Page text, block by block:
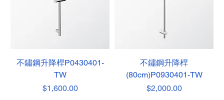
不鏽鋼升降桿P0430401-
TW
價格
$1,600.00
不鏽鋼升降桿
(80cm)P0930401-TW
價格
$2,000.00